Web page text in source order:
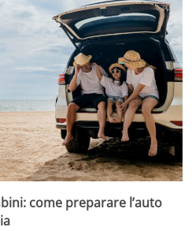
come preparare l’auto